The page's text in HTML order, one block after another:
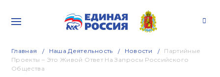
Главная Наша Деятельность Новости
Партийные
Проекты – Это Живой Ответ На Запросы Российского
Общества